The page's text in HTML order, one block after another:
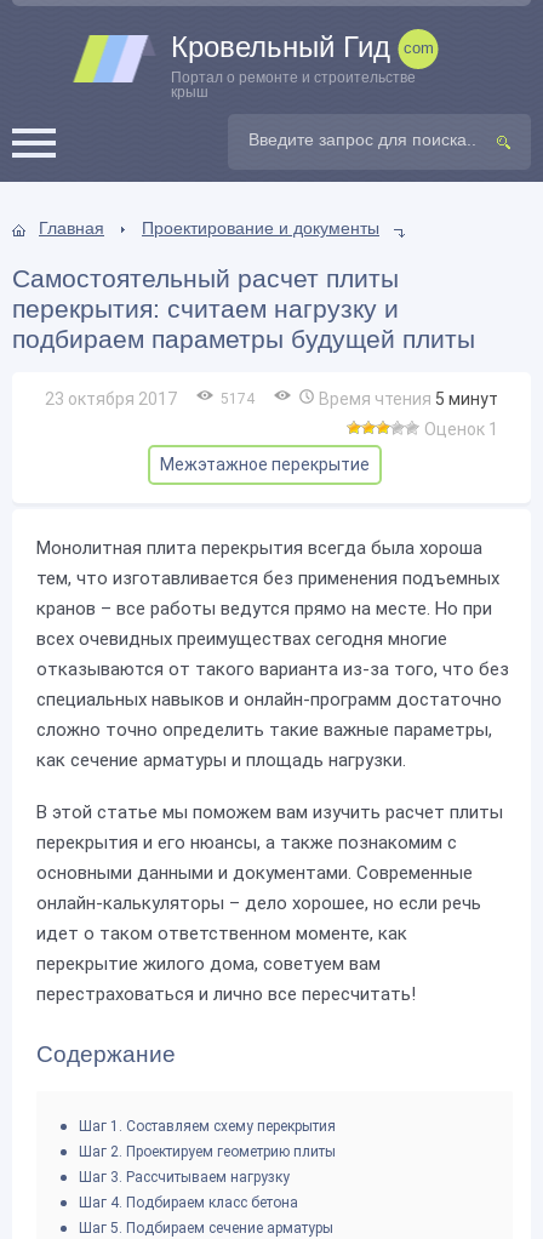
Кровельный Гид
Портал о ремонте и строительстве
крыш
Главная Проектирование и документы
Самостоятельный расчет плиты
перекрытия: считаем нагрузку и
подбираем параметры будущей плиты
23 октября 2017 5174 Время чтения 5 минут
Оценок 1
Межэтажное перекрытие
Монолитная плита перекрытия всегда была хороша
тем, что изготавливается без применения подъемных
кранов – все работы ведутся прямо на месте. Но при
всех очевидных преимуществах сегодня многие
отказываются от такого варианта из-за того, что без
специальных навыков и онлайн-программ достаточно
сложно точно определить такие важные параметры,
как сечение арматуры и площадь нагрузки.
В этой статье мы поможем вам изучить расчет плиты
перекрытия и его нюансы, а также познакомим с
основными данными и документами. Современные
онлайн-калькуляторы – дело хорошее, но если речь
идет о таком ответственном моменте, как
перекрытие жилого дома, советуем вам
перестраховаться и лично все пересчитать!
Содержание
Шаг 1. Составляем схему перекрытия
Шаг 2. Проектируем геометрию плиты
Шаг 3. Рассчитываем нагрузку
Шаг 4. Подбираем класс бетона
Шаг 5. Подбираем сечение арматуры